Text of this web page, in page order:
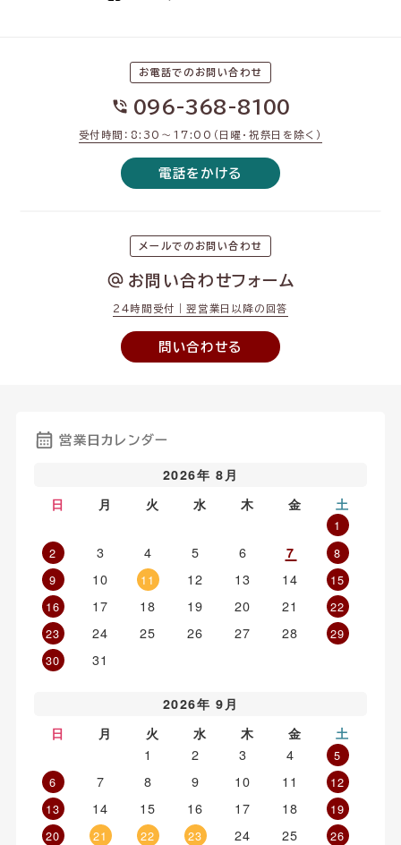
お電話でのお問い合わせ
096-368-8100
受付時間：8:30〜17:00（日曜・祝祭日を除く）
電話をかける
メールでのお問い合わせ
お問い合わせフォーム
24時間受付｜翌営業日以降の回答
問い合わせる
営業日カレンダー
2026年 8月
日
月 火 水 木 金 土
1
2
3 4 5 6 7
8
9
10 11 12 13 14
15
16
17 18 19 20 21
22
23
24 25 26 27 28
29
30
31
2026年 9月
日
月 火 水 木 金 土
1 2 3 4
5
6
7 8 9 10 11
12
13
14 15 16 17 18
19
20
21 22 23 24 25
26